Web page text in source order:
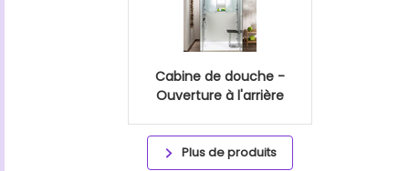
Cabine de douche -
Ouverture à l'arrière
Plus de produits